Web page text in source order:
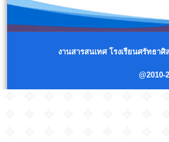
งานสารสนเทศ โรงเรียนศรัทธา
@2010-